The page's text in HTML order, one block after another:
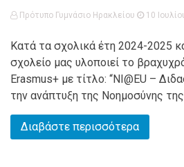
Πρότυπο Γυμνάσιο Ηρακλείου 10
Κατά τα σχολικά έτη 2024-2025
σχολείο μας υλοποιεί το
Erasmus+ με τίτλο: “NI@EU –
την ανάπτυξη της Νοημοσύνης της
Διαβάστε περισσότερα